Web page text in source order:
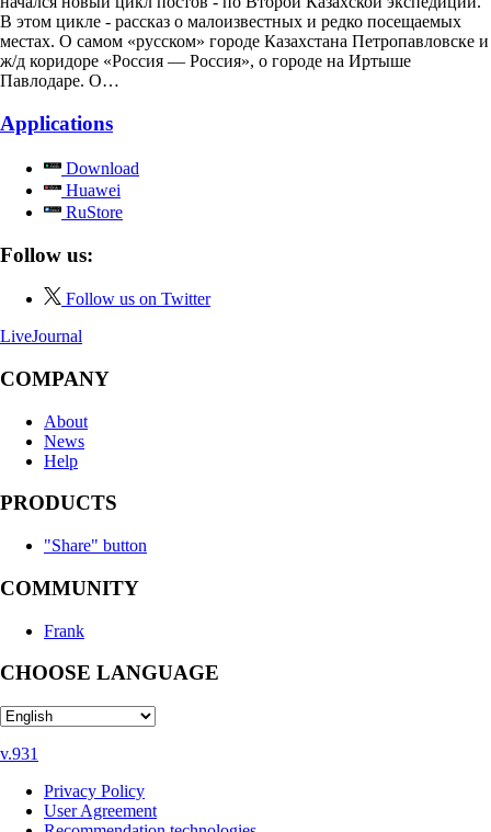
В этом цикле - рассказ о малоизвестных и редко посещаемых
местах. О самом «русском» городе Казахстана Петропавловске и
ж/д коридоре «Россия — Россия», о городе на Иртыше
Павлодаре. О…
Applications
Download
Huawei
RuStore
Follow us:
Follow us on Twitter
LiveJournal
COMPANY
About
News
Help
PRODUCTS
"Share" button
COMMUNITY
Frank
CHOOSE LANGUAGE
v.931
Privacy Policy
User Agreement